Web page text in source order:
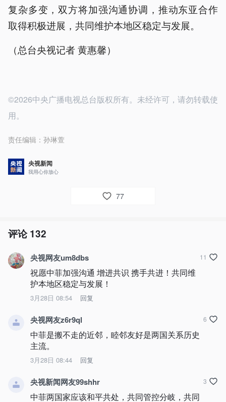
复杂多变，双方将加强沟通协调，推动东亚合作
取得积极进展，共同维护本地区稳定与发展。
（总台央视记者 黄惠馨）
©2026中央广播电视总台版权所有。未经许可，请勿转载使
用。
责任编辑： 孙琳萱
央视新闻
我用心你放心
77
评论132
央视网友um8dbs
祝愿中菲加强沟通 增进共识 携手共进！共同维
护本地区稳定与发展！
3月28日 08:54 回复
11
央视网友z6r9ql
中菲是搬不走的近邻，睦邻友好是两国关系历史
主流。
3月28日 08:44 回复
6
央视新闻网友99shhr
中菲两国家应该和平共处，共同管控分岐，共同
3